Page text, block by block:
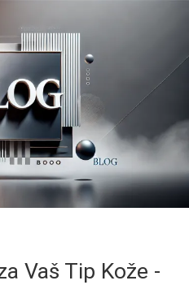
Vaš Tip Kože -